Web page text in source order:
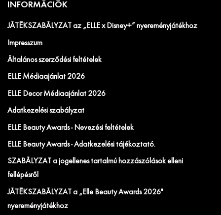
INFORMÁCIÓK
JÁTÉKSZABÁLYZAT az „ELLE x Disney+” nyereményjátékhoz
Impresszum
Általános szerződési feltételek
ELLE Médiaajánlat 2026
ELLE Decor Médiaajánlat 2026
Adatkezelési szabályzat
ELLE Beauty Awards - Nevezési feltételek
ELLE Beauty Awards - Adatkezelési tájékoztató.
SZABÁLYZAT a jogellenes tartalmú hozzászólások elleni
fellépésről
JÁTÉKSZABÁLYZAT a „Elle Beauty Awards 2026"
nyereményjátékhoz